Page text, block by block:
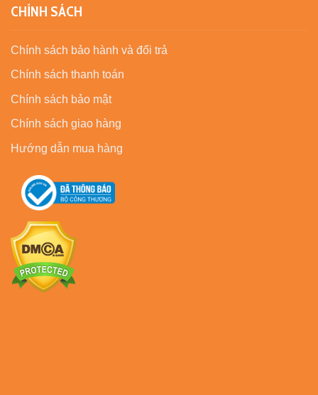
CHÍNH SÁCH
Chính sách bảo hành và đổi trả
Chính sách thanh toán
Chính sách bảo mật
Chính sách giao hàng
Hướng dẫn mua hàng